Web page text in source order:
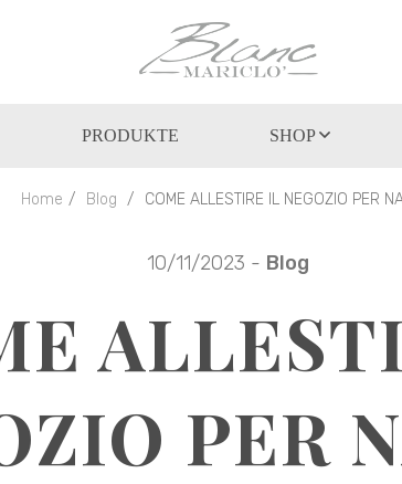
PRODUKTE SHOP
Home Blog COME ALLESTIRE IL NEGOZIO PER
10/11/2023 - Blog
PER